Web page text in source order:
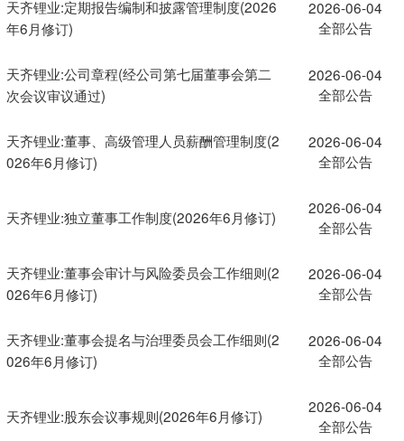
天齐锂业:定期报告编制和披露管理制度(2026
年6月修订)
2026-06-04
全部公告
天齐锂业:公司章程(经公司第七届董事会第二
次会议审议通过)
2026-06-04
全部公告
天齐锂业:董事、高级管理人员薪酬管理制度(2
026年6月修订)
2026-06-04
全部公告
天齐锂业:独立董事工作制度(2026年6月修订)
2026-06-04
全部公告
天齐锂业:董事会审计与风险委员会工作细则(2
026年6月修订)
2026-06-04
全部公告
天齐锂业:董事会提名与治理委员会工作细则(2
026年6月修订)
2026-06-04
全部公告
天齐锂业:股东会议事规则(2026年6月修订)
2026-06-04
全部公告